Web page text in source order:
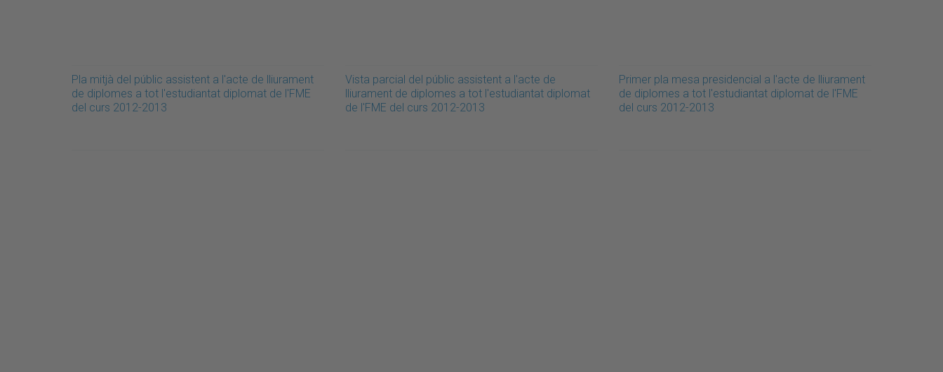
Pla mitjà del públic assistent a l'acte de lliurament
de diplomes a tot l'estudiantat diplomat de l'FME
del curs 2012-2013
Vista parcial del públic assistent a l'acte de
lliurament de diplomes a tot l'estudiantat diplomat
de l'FME del curs 2012-2013
Primer pla mesa presidencial a l'acte de lliurament
de diplomes a tot l'estudiantat diplomat de l'FME
del curs 2012-2013